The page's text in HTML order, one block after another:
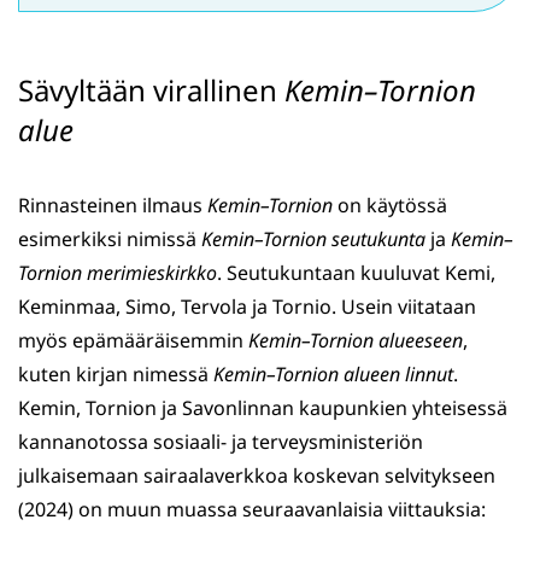
Sävyltään virallinen Kemin–Tornion
alue
Rinnasteinen ilmaus Kemin–Tornionon käytössä
esimerkiksi nimissä Kemin–Tornion seutukunta ja Kemin–
Tornion merimieskirkko. Seutukuntaan kuuluvat Kemi,
Keminmaa, Simo, Tervola ja Tornio. Usein viitataan
myös epämääräisemmin Kemin–Tornion alueeseen,
kuten kirjan nimessä Kemin–Tornion alueen linnut.
Kemin, Tornion ja Savonlinnan kaupunkien yhteisessä
kannanotossa sosiaali- ja terveysministeriön
julkaisemaan sairaalaverkkoa koskevan selvitykseen
(2024) on muun muassa seuraavanlaisia viittauksia: